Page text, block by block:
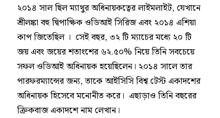
২০১৪ সাল ছিল ম্যাথুর অধিনায়কত্বের লাইমলাইট, যেখানে
শ্রীলঙ্কা বহু দ্বিপাক্ষিক ওডিআই সিরিজ এবং ২০১৪ এশিয়া
কাপ জিতেছিল । সেই বছর, ৩২ টি ম্যাচের মধ্যে ২০ টি
জয় এবং জয়ের শতাংশের ৬২.৫০% নিয়ে তিনি সবচেয়ে
সফল ওডিআই অধিনায়ক হয়েছিলেন। ২০১৪ সালে তার
পারফরম্যান্সের জন্য, তাকে আইসিসি বিশ্ব টেস্ট একাদশের
অধিনায়ক হিসেবে মনোনীত করে। এছাড়াও তিনি বছরের
ক্রিকবাজ একাদশে নাম লেখান।